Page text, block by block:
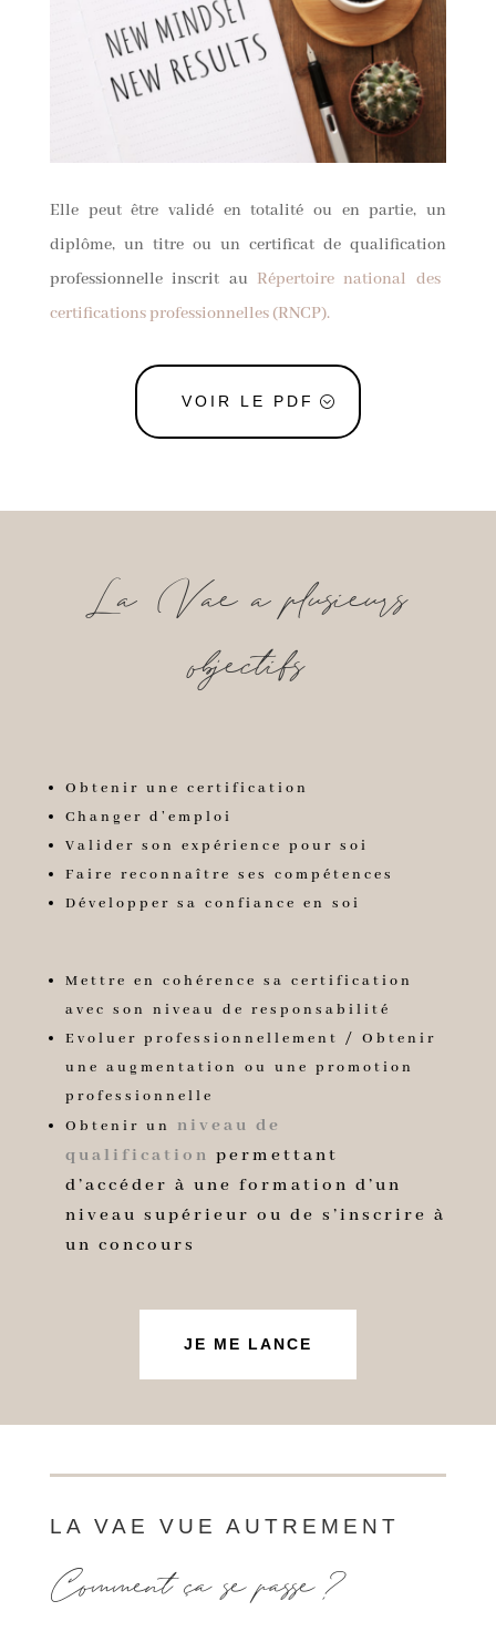
Elle peut être validé en totalité ou en partie, un
diplôme, un titre ou un certificat de qualification
professionnelle inscrit au Répertoire national des
certifications professionnelles (RNCP).
VOIR LE PDF
La Vae a plusieurs
objectifs
Obtenir une certification
Changer d’emploi
Valider son expérience pour soi
Faire reconnaître ses compétences
Développer sa confiance en soi
Mettre en cohérence sa certification
avec son niveau de responsabilité
Evoluer professionnellement / Obtenir
une augmentation ou une promotion
professionnelle
Obtenir un niveau de
qualification permettant
d’accéder à une formation d’un
niveau supérieur ou de s’inscrire à
un concours
JE ME LANCE
LA VAE VUE AUTREMENT
Comment ça se passe ?